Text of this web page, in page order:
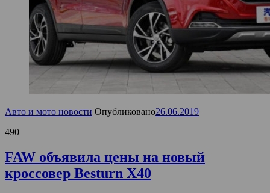
Авто и мото новости Опубликовано26.06.2019
490
FAW объявила цены на новый
кроссовер Besturn X40